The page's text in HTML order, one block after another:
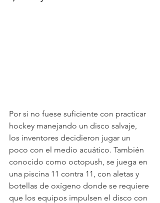
Por si no fuese suficiente con practicar
hockey manejando un disco salvaje,
los inventores decidieron jugar un
poco con el medio acuático. También
conocido como octopush, se juega en
una piscina 11 contra 11, con aletas y
botellas de oxígeno donde se requiere
que los equipos impulsen el disco con